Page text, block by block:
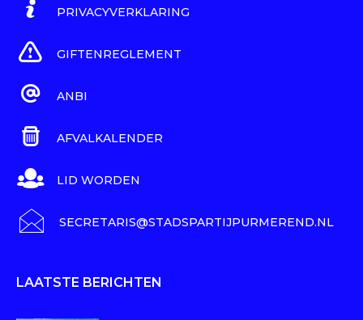
PRIVACYVERKLARING
GIFTENREGLEMENT
ANBI
AFVALKALENDER
LID WORDEN
SECRETARIS@STADSPARTIJPURMEREND.NL
LAATSTE BERICHTEN